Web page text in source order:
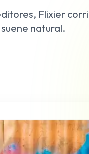
Flixier
natural.